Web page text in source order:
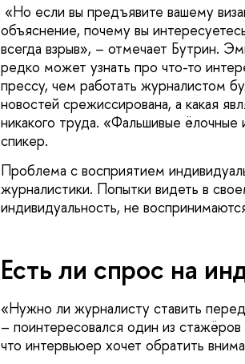
«Но если вы предъявите вашему
объяснение, почему вы
всегда взрыв», – отмечает Бутрин.
редко может узнать про что-то
прессу, чем работать журналистом
новостей срежиссирована, а какая
никакого труда. «Фальшивые
спикер.
Проблема с восприятием
журналистики. Попытки видеть в
индивидуальность, не
Есть ли спрос на
«Нужно ли журналисту ставить
– поинтересовался один из
что интервьюер хочет обратить